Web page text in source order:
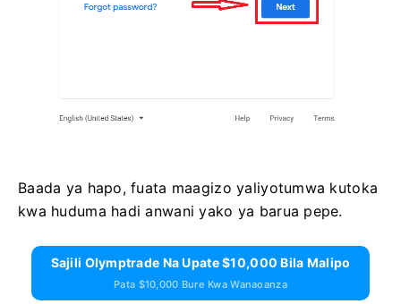
Baada ya hapo, fuata maagizo yaliyotumwa kutoka
kwa huduma hadi anwani yako ya barua pepe.
Sajili Olymptrade Na Upate $10,000 Bila Malipo
Pata $10,000 Bure Kwa Wanaoanza